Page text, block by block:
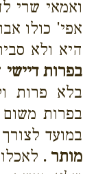
ואמאי שרי
אפי' כולו
היא ולא
בפרות
בלא פרות
בפרות
במועד
מותר .